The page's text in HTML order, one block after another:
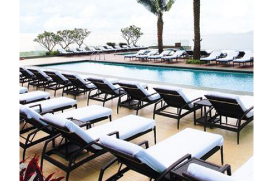
TRIA에는 프리미엄 트레이닝 설비와 다양한 클래스가
갖춰진 최첨단 피트니스 센터가 마련되어 있습니다. 엔
듀런스 트레이닝부터 바디 스컬프팅까지 세션별 목표
에 맞춰 구성되며, 활력을 북돋우고 코어를 강화해 균형
잡힌 라이프스타일을 지속할 수 있도록 설계되었습니
다.
더 알아보기
수영장
바다와 하늘이 맞닿는 수평선에서 완벽한 휴식을 누려
보세요. 인피니티 풀에서 여유롭게 수영을 즐기고, 남중
국해를 180˚ 파노라마로 마주하는 자쿠지에 몸을 맡기